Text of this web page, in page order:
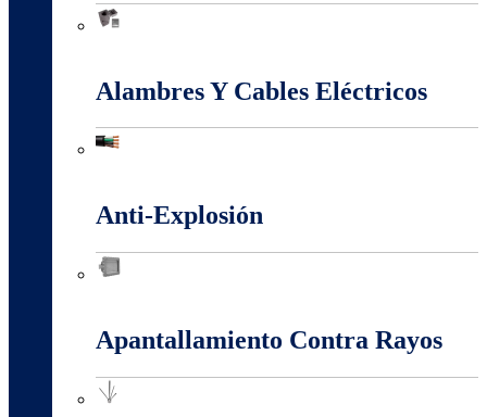
Alambres Y Cables Eléctricos
Anti-Explosión
Apantallamiento Contra Rayos